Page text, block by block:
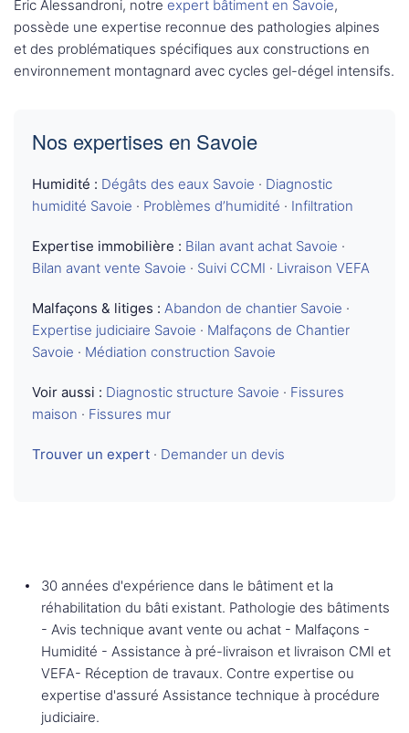
Eric Alessandroni, notre expert bâtiment en Savoie,
possède une expertise reconnue des pathologies alpines
et des problématiques spécifiques aux constructions en
environnement montagnard avec cycles gel-dégel intensifs.
Nos expertises en Savoie
Humidité : Dégâts des eaux Savoie · Diagnostic
humidité Savoie · Problèmes d’humidité · Infiltration
Expertise immobilière : Bilan avant achat Savoie ·
Bilan avant vente Savoie · Suivi CCMI · Livraison VEFA
Malfaçons & litiges : Abandon de chantier Savoie ·
Expertise judiciaire Savoie · Malfaçons de Chantier
Savoie · Médiation construction Savoie
Voir aussi : Diagnostic structure Savoie · Fissures
maison · Fissures mur
Trouver un expert · Demander un devis
30 années d'expérience dans le bâtiment et la
réhabilitation du bâti existant. Pathologie des bâtiments
- Avis technique avant vente ou achat - Malfaçons -
Humidité - Assistance à pré-livraison et livraison CMI et
VEFA- Réception de travaux. Contre expertise ou
expertise d'assuré Assistance technique à procédure
judiciaire.